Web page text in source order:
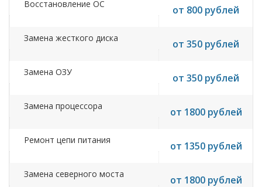
Восстановление ОС от 800 рублей
Замена жесткого диска от 350 рублей
Замена ОЗУ от 350 рублей
Замена процессора от 1800 рублей
Ремонт цепи питания от 1350 рублей
Замена северного моста от 1800 рублей